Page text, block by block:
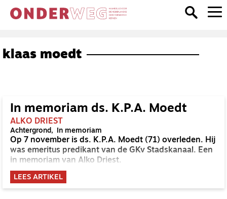
klaas moedt
In memoriam ds. K.P.A. Moedt
ALKO DRIEST
Achtergrond In memoriam
Op 7 november is ds. K.P.A. Moedt (71) overleden. Hij
was emeritus predikant van de GKv Stadskanaal. Een
in memoriam van Alko Driest.
LEES ARTIKEL